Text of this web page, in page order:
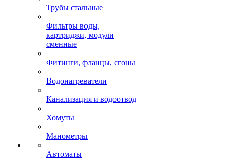
Трубы стальные
Фильтры воды,
картриджи, модули
сменные
Фитинги, фланцы, сгоны
Водонагреватели
Канализация и водоотвод
Хомуты
Манометры
Автоматы